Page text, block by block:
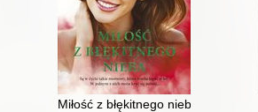
zachować zmysły i nie złapać infekcji
Miłość z błękitnego nieba